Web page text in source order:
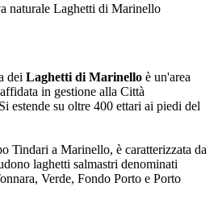
naturale Laghetti di Marinello
dei Laghetti di Marinello è un'area
in gestione alla Città
estende su oltre 400 ettari ai piedi del
Tindari a Marinello, è caratterizzata da
laghetti salmastri denominati
Verde, Fondo Porto e Porto